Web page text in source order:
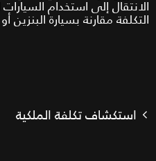
الانتقال إلى استخدام السيارات
التكلفة مقارنة بسيارة البنزين
استكشاف تكلفة الملكية